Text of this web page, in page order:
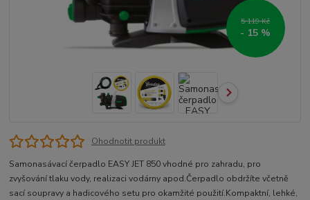
5 119 Kč
- 15 %
Ohodnotit produkt
Samonasávací čerpadlo EASY JET 850 vhodné pro zahradu, pro
zvyšování tlaku vody, realizaci vodárny apod.Čerpadlo obdržíte včetně
sací soupravy a hadicového setu pro okamžité použití.Kompaktní, lehké,